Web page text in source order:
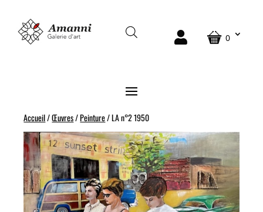
0
Accueil/Œuvres/Peinture/ LA n°2 1950